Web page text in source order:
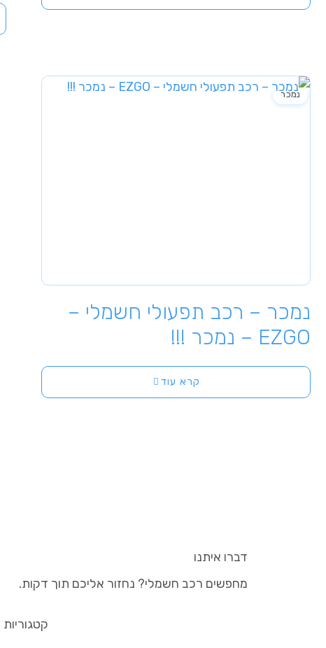
נמכר – רכב תפעולי חשמלי –
EZGO – נמכר !!!
נמכר
קרא עוד
דברו איתנו
מחפשים רכב חשמלי? נחזור אליכם תוך דקות.
קטגוריות